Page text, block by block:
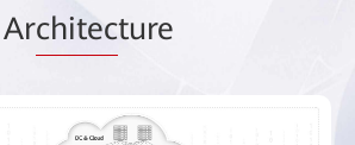
Architecture